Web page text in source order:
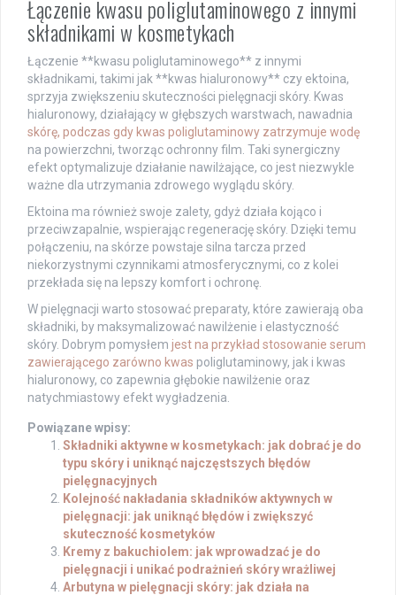
Łączenie kwasu poliglutaminowego z innymi
składnikami w kosmetykach
Łączenie **kwasu poliglutaminowego** z innymi
składnikami, takimi jak **kwas hialuronowy** czy ektoina,
sprzyja zwiększeniu skuteczności pielęgnacji skóry. Kwas
hialuronowy, działający w głębszych warstwach, nawadnia
skórę, podczas gdy kwas poliglutaminowy zatrzymuje wodę
na powierzchni, tworząc ochronny film. Taki synergiczny
efekt optymalizuje działanie nawilżające, co jest niezwykle
ważne dla utrzymania zdrowego wyglądu skóry.
Ektoina ma również swoje zalety, gdyż działa kojąco i
przeciwzapalnie, wspierając regenerację skóry. Dzięki temu
połączeniu, na skórze powstaje silna tarcza przed
niekorzystnymi czynnikami atmosferycznymi, co z kolei
przekłada się na lepszy komfort i ochronę.
W pielęgnacji warto stosować preparaty, które zawierają oba
składniki, by maksymalizować nawilżenie i elastyczność
skóry. Dobrym pomysłem jest na przykład stosowanie serum
zawierającego zarówno kwas poliglutaminowy, jak i kwas
hialuronowy, co zapewnia głębokie nawilżenie oraz
natychmiastowy efekt wygładzenia.
Powiązane wpisy:
Składniki aktywne w kosmetykach: jak dobrać je do
typu skóry i uniknąć najczęstszych błędów
pielęgnacyjnych
Kolejność nakładania składników aktywnych w
pielęgnacji: jak uniknąć błędów i zwiększyć
skuteczność kosmetyków
Kremy z bakuchiolem: jak wprowadzać je do
pielęgnacji i unikać podrażnień skóry wrażliwej
Arbutyna w pielęgnacji skóry: jak działa na